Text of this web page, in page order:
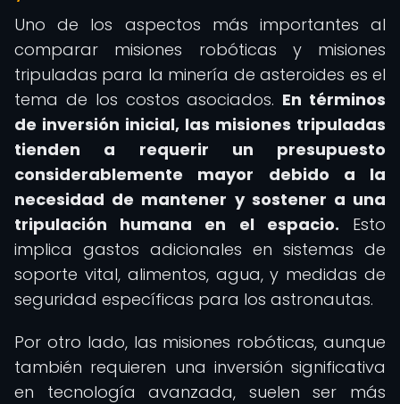
Uno de los aspectos más importantes al
comparar misiones robóticas y misiones
tripuladas para la minería de asteroides es el
tema de los costos asociados. En términos
de inversión inicial, las misiones tripuladas
tienden a requerir un presupuesto
considerablemente mayor debido a la
necesidad de mantener y sostener a una
tripulación humana en el espacio. Esto
implica gastos adicionales en sistemas de
soporte vital, alimentos, agua, y medidas de
seguridad específicas para los astronautas.
Por otro lado, las misiones robóticas, aunque
también requieren una inversión significativa
en tecnología avanzada, suelen ser más